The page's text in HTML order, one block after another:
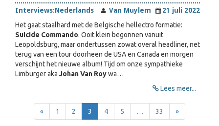
Interviews:Nederlands Van Muylem
21 juli 2022
Het gaat staalhard met de Belgische hellectro formatie:
Suicide Commando. Ooit klein begonnen vanuit
Leopoldsburg, maar ondertussen zowat overal headliner, net
terug van een tour doorheen de USA en Canada en morgen
verschijnt het nieuwe album! Tijd om onze sympathieke
Limburger aka Johan Van Roywa…
Lees meer...
« 1 2 3 4 5 … 33 »